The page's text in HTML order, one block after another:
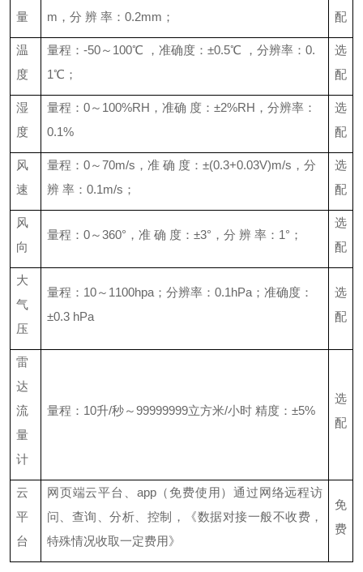
量
m ，分 辨 率： 0.2mm ；
配
温
度
量程： -50～ 100℃ ，准确度：±0.5℃ ，分辨率： 0.
1℃；
选
配
湿
度
量程： 0～ 100%RH ，准确 度：±2%RH ，分辨率：
0.1%
选
配
风
速
量程： 0～70m/s ，准 确 度：±(0.3+0.03V)m/s ，分
辨 率： 0.1m/s ；
选
配
风
向
量程： 0～360°，准 确 度：±3°，分 辨 率： 1°；
选
配
大
气
压
量程： 10～ 1100hpa ；分辨率： 0.1hPa ；准确度：
±0.3 hPa
选
配
雷
达
流
量
计
量程： 10升/秒～99999999立方米/小时 精度：±5%
选
配
云
平
台
网页端云平台、 app（免费使用）通过网络远程访
问、查询、分析、控制，《数据对接一般不收费，
特殊情况收取一定费用》
免
费